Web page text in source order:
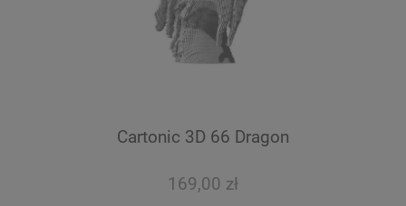
Cartonic 3D 66 Dragon
169,00 zł